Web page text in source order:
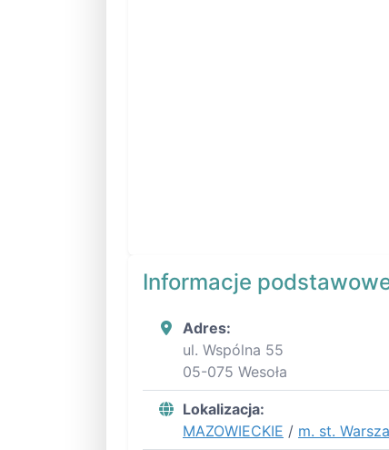
Informacje
Adres:
ul. Wspólna 55
05-075 Wesoła
Lokalizacja:
MAZOWIECKIE / m. st.